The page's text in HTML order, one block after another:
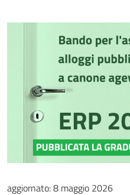
aggiornato: 8 maggio 2026